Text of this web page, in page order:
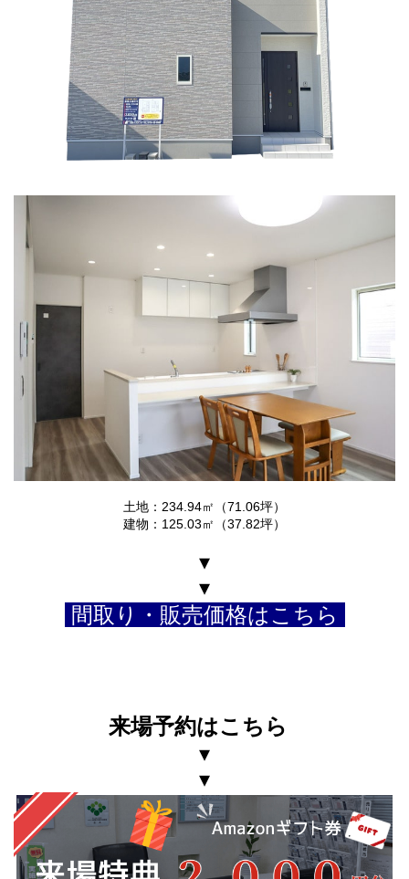
土地：234.94㎡（71.06坪）
建物：125.03㎡（37.82坪）
▾
▾
間取り・販売価格はこちら
来場予約はこちら
▾
▾